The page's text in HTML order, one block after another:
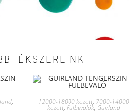
ÉKSZEREINK
, 12000-18000 között, 7000-14000
között, Fülbevalók, Guirland